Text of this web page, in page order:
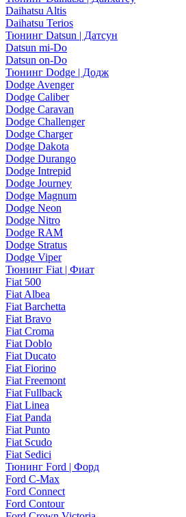
Daihatsu Altis
Daihatsu Terios
Тюнинг Datsun | Датсун
Datsun mi-Do
Datsun on-Do
Тюнинг Dodge | Додж
Dodge Avenger
Dodge Caliber
Dodge Caravan
Dodge Challenger
Dodge Charger
Dodge Dakota
Dodge Durango
Dodge Intrepid
Dodge Journey
Dodge Magnum
Dodge Neon
Dodge Nitro
Dodge RAM
Dodge Stratus
Dodge Viper
Тюнинг Fiat | Фиат
Fiat 500
Fiat Albea
Fiat Barchetta
Fiat Bravo
Fiat Croma
Fiat Doblo
Fiat Ducato
Fiat Fiorino
Fiat Freemont
Fiat Fullback
Fiat Linea
Fiat Panda
Fiat Punto
Fiat Scudo
Fiat Sedici
Тюнинг Ford | Форд
Ford C-Max
Ford Connect
Ford Contour